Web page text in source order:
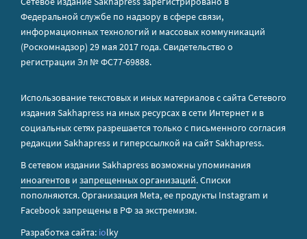
Федеральной службе по надзору в сфере связи,
информационных технологий и массовых коммуникаций
(Роскомнадзор) 29 мая 2017 года. Свидетельство о
регистрации Эл № ФС77-69888.
Использование текстовых и иных материалов с сайта Сетевого
издания Sakhapress на иных ресурсах в сети Интернет и в
социальных сетях разрешается только с письменного согласия
редакции Sakhapress и гиперссылкой на сайт Sakhapress.
В сетевом издании Sakhapress возможны упоминания
иноагентов и запрещенных организаций. Списки
пополняются. Организация Metа, ее продукты Instagram и
Facebook запрещены в РФ за экстремизм.
Разработка сайта: iolky